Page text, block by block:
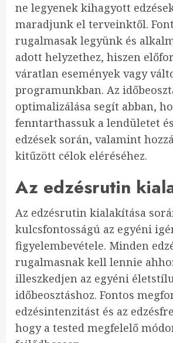
ne legyenek kihagyott
maradjunk el terveinktől.
rugalmasak legyünk és
adott helyzethez, hiszen
váratlan események vagy
programunkban. Az
optimalizálása segít abban,
fenntarthassuk a lendületet
edzések során, valamint
kitűzött célok eléréséhez.
Az edzésrutin
Az edzésrutin kialakítása
kulcsfontosságú az egyéni
figyelembevétele. Minden
rugalmasnak kell lennie
illeszkedjen az egyéni
időbeosztáshoz. Fontos
edzésintenzitást és az
hogy a tested megfelelő